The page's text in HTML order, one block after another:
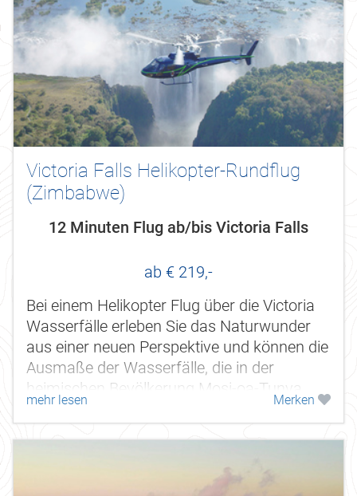
Victoria Falls Helikopter-Rundflug
(Zimbabwe)
12 Minuten Flug ab/bis Victoria Falls
ab € 219,-
Bei einem Helikopter Flug über die Victoria
Wasserfälle erleben Sie das Naturwunder
aus einer neuen Perspektive und können die
Ausmaße der Wasserfälle, die in der
heimischen Bevölkerung Mosi-oa-Tunya
"der donnernde Rauch" heißen,...
mehr lesen Merken